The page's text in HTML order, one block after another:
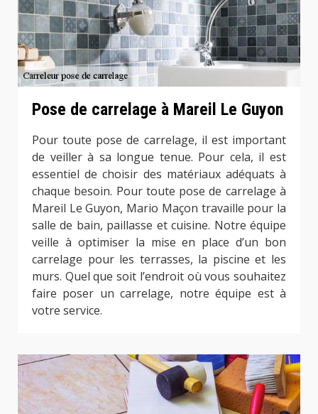
Pose de carrelage à Mareil Le Guyon
Pour toute pose de carrelage, il est important
de veiller à sa longue tenue. Pour cela, il est
essentiel de choisir des matériaux adéquats à
chaque besoin. Pour toute pose de carrelage à
Mareil Le Guyon, Mario Maçon travaille pour la
salle de bain, paillasse et cuisine. Notre équipe
veille à optimiser la mise en place d’un bon
carrelage pour les terrasses, la piscine et les
murs. Quel que soit l’endroit où vous souhaitez
faire poser un carrelage, notre équipe est à
votre service.